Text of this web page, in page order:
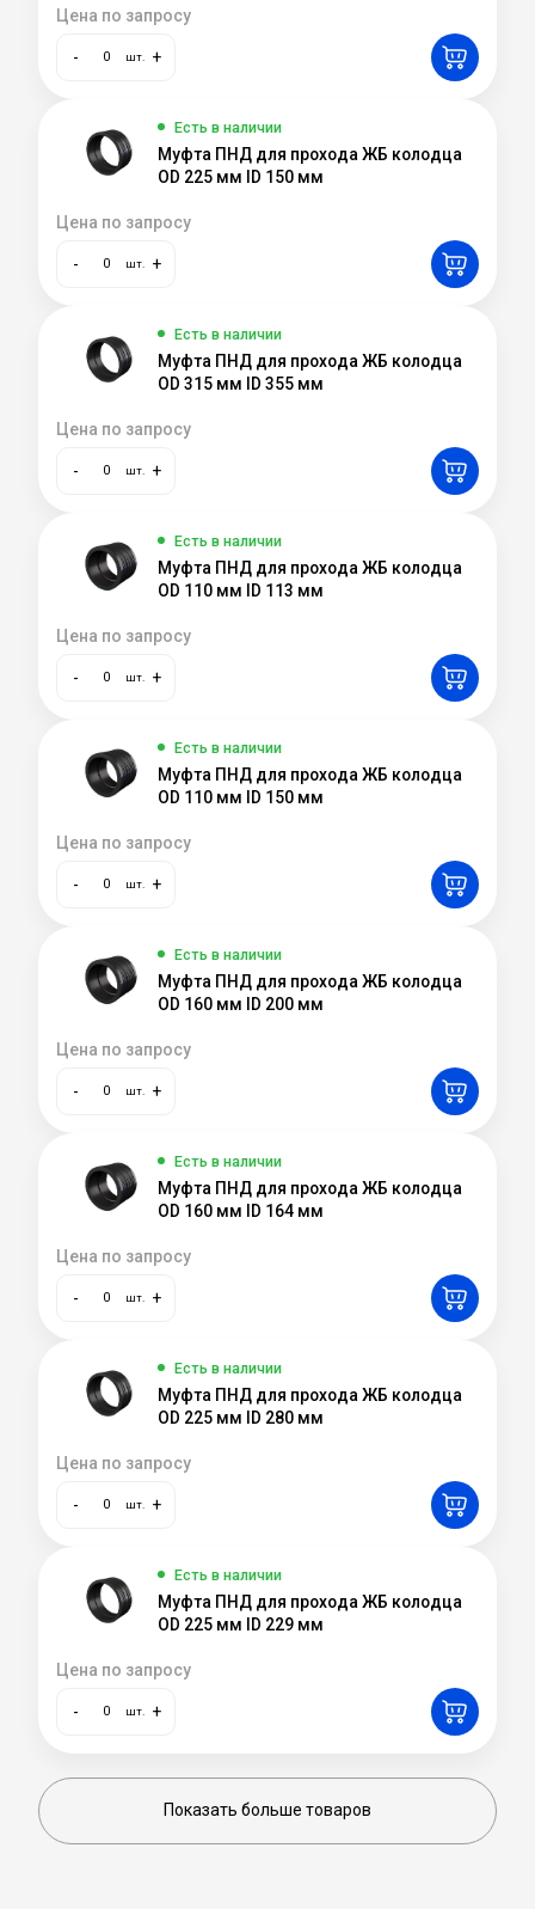
Цена по запросу
- шт. +
Есть в наличии
Муфта ПНД для прохода ЖБ колодца
OD 225 мм ID 150 мм
Цена по запросу
- шт. +
Есть в наличии
Муфта ПНД для прохода ЖБ колодца
OD 315 мм ID 355 мм
Цена по запросу
- шт. +
Есть в наличии
Муфта ПНД для прохода ЖБ колодца
OD 110 мм ID 113 мм
Цена по запросу
- шт. +
Есть в наличии
Муфта ПНД для прохода ЖБ колодца
OD 110 мм ID 150 мм
Цена по запросу
- шт. +
Есть в наличии
Муфта ПНД для прохода ЖБ колодца
OD 160 мм ID 200 мм
Цена по запросу
- шт. +
Есть в наличии
Муфта ПНД для прохода ЖБ колодца
OD 160 мм ID 164 мм
Цена по запросу
- шт. +
Есть в наличии
Муфта ПНД для прохода ЖБ колодца
OD 225 мм ID 280 мм
Цена по запросу
- шт. +
Есть в наличии
Муфта ПНД для прохода ЖБ колодца
OD 225 мм ID 229 мм
Цена по запросу
- шт. +
Показать больше товаров